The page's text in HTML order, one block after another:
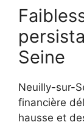
Seine
Neuilly-sur-
financière
hausse et